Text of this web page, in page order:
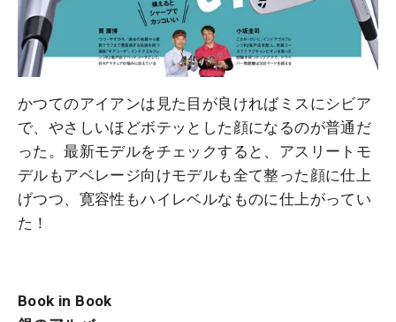
かつてのアイアンは見た目が良ければミスにシビア
で、やさしいほどボテッとした顔になるのが普通だ
った。最新モデルをチェックすると、アスリートモ
デルもアベレージ向けモデルも全て整った顔に仕上
げつつ、寛容性もハイレベルなものに仕上がってい
た！
Book in Book